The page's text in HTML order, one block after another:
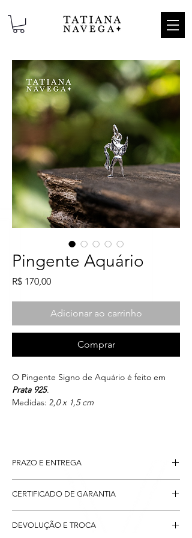
Pingente Aquário
R$ 170,00Preço
Adicionar ao carrinho
Comprar
O Pingente Signo de Aquário é feito em
Prata 925.
Medidas: 2,0 x 1,5 cm
PRAZO E ENTREGA
pingente será postado em até
úteisvia sistema PAC dos Correios, com
entregas estimadas entre 7
.
CERTIFICADO DE GARANTIA
material:PRATA 925e com relação a
DEVOLUÇÃO E TROCA